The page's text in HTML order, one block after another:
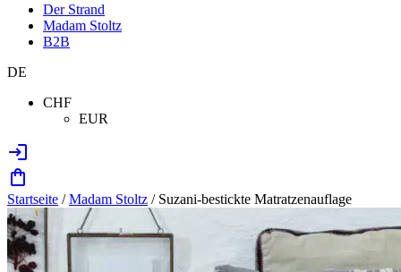
Der Strand
Madam Stoltz
B2B
DE
CHF
EUR
Startseite /Madam Stoltz / Suzani-bestickte Matratzenauflage
Zoom